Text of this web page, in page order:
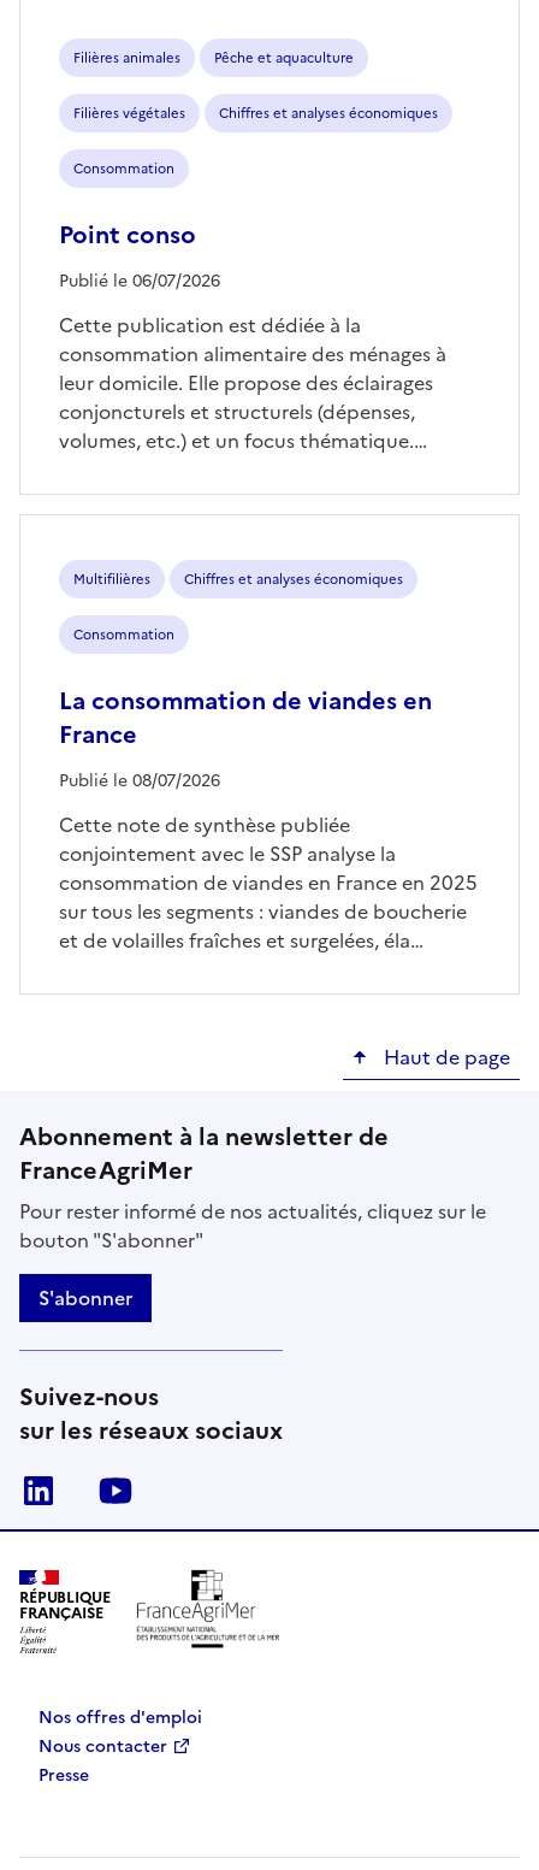
Filières animales Pêche et aquaculture
Filières végétales Chiffres et analyses économiques
Consommation
Point conso
Publié le 06/07/2026
Cette publication est dédiée à la
consommation alimentaire des ménages à
leur domicile. Elle propose des éclairages
conjoncturels et structurels (dépenses,
volumes, etc.) et un focus thématique.…
Multifilières Chiffres et analyses économiques
Consommation
La consommation de viandes en
France
Publié le 08/07/2026
Cette note de synthèse publiée
conjointement avec le SSP analyse la
consommation de viandes en France en 2025
sur tous les segments : viandes de boucherie
et de volailles fraîches et surgelées, éla…
Haut de page
Abonnement à la newsletter de
FranceAgriMer
Pour rester informé de nos actualités, cliquez sur le
bouton "S'abonner"
S'abonner
Suivez-nous
sur les réseaux sociaux
Linkedin
RÉPUBLIQUE
FRANÇAISE
Nos offres d'emploi
Nous contacter
Presse